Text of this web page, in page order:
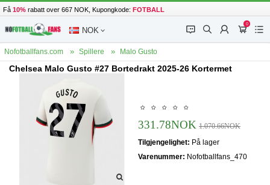
Få 10% rabatt over 667 NOK, Kupongkode: FOTBALL
NOK 󰂱 󰂨 󰃳
0
󰃦 󰃖
Nofotballfans.com Spillere Malo Gusto
Chelsea Malo Gusto #27 Bortedrakt 2025-26 Kortermet
331.78NOK 1.070.66NOK
Tilgjengelighet: På lager
Varenummer: Nofotballfans_470